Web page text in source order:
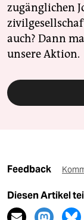
zugänglichen
auch? Dann
unsere Aktion.
Feedback
Diesen Artikel